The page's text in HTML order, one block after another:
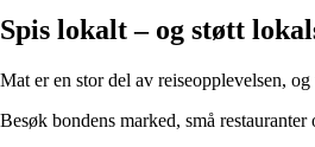
Spis lokalt – og støtt
Mat er en stor del av reiseopplevelsen,
Besøk bondens marked, små